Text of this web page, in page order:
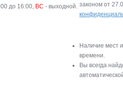
до 16:00, ВС - выходной. законом от
Наличие мест
времени.
Вы всегда